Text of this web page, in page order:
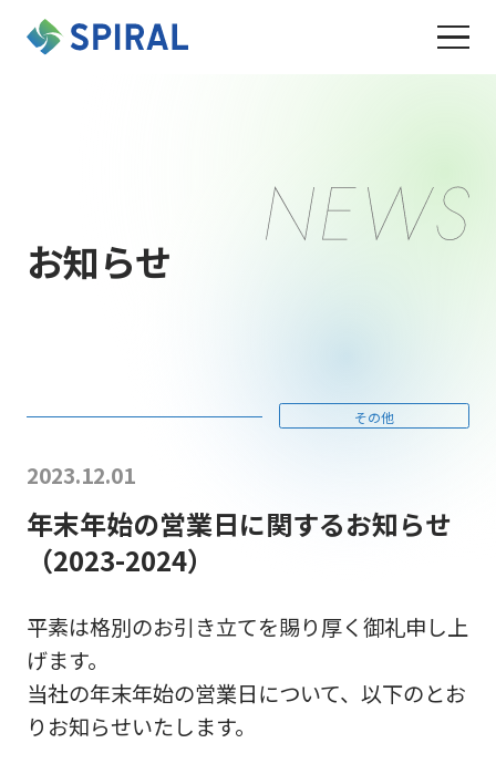
お知らせ
その他
2023.12.01
年末年始の営業日に関するお知らせ
（2023-2024）
平素は格別のお引き立てを賜り厚く御礼申し上
げます。
当社の年末年始の営業日について、以下のとお
りお知らせいたします。